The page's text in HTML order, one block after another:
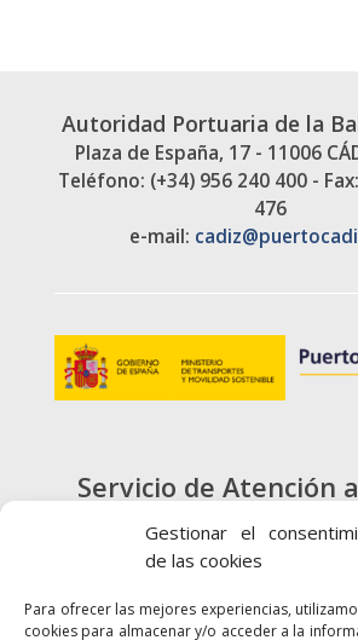
Gestionar el
de las cookies
Para ofrecer las mejores experiencias,
cookies para almacenar y/o acceder a la
Autoridad Portuaria de la
Plaza de España, 17 - 11006
Teléfono: (+34) 956 240 400 -
476
e-mail:
Servicio de Atención
900 720
CONTACTO